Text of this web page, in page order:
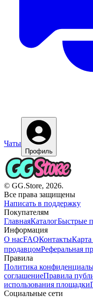
Чаты
Профиль
© GG.Store, 2026.
Все права защищены
Написать в поддержку
Покупателям
ГлавнаяКаталогБыстрые
Информация
О насFAQКонтактыКарта
продавцомРеферальная
Правила
Политика
соглашениеПравила
использования площадки
Социальные сети